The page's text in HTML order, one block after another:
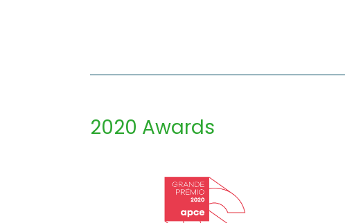
2020 Awards